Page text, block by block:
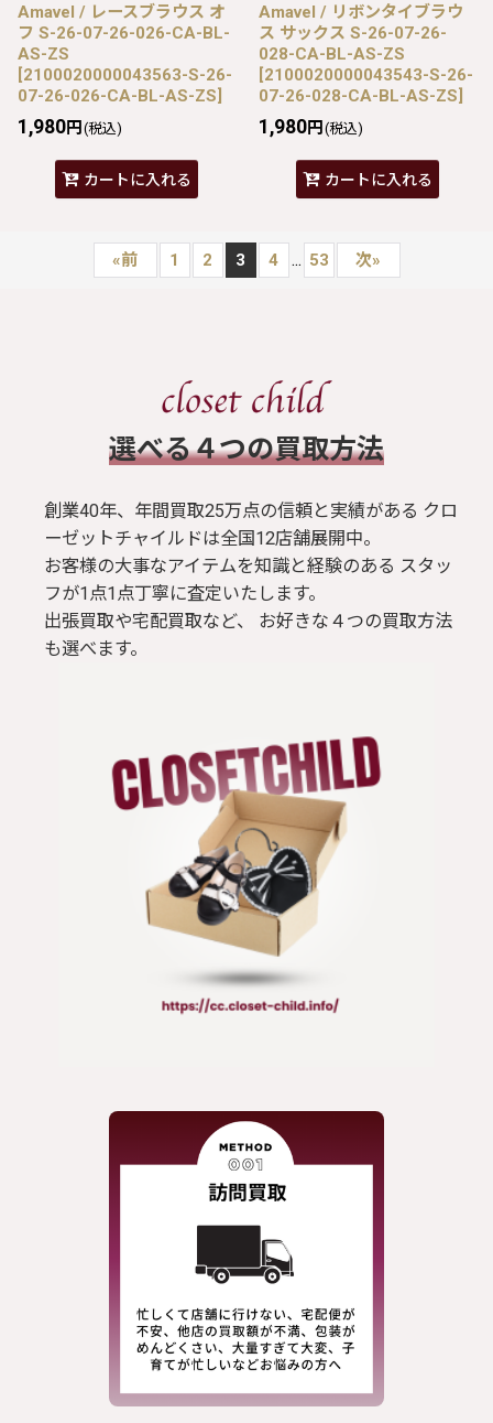
Amavel / レースブラウス オ
フ S-26-07-26-026-CA-BL-
AS-ZS
[2100020000043563-S-26-
07-26-026-CA-BL-AS-ZS]
1,980円 (税込)
カートに入れる
Amavel / リボンタイブラウ
ス サックス S-26-07-26-
028-CA-BL-AS-ZS
[2100020000043543-S-26-
07-26-028-CA-BL-AS-ZS]
1,980円 (税込)
カートに入れる
«前 1 2 3 4 ... 53 次»
​選べる４つの買取方法
創業40年、年間買取25万点の信頼と実績がある クロ
ーゼットチャイルドは全国12店舗展開中。
お客様の大事なアイテムを知識と経験のある スタッ
フが1点1点丁寧に査定いたします。
出張買取や宅配買取など、 お好きな４つの買取方法
も選べます。